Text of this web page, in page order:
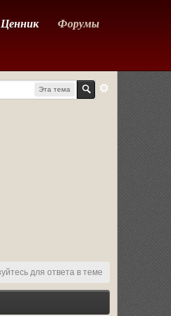
Ценник Форумы
Эта тема
для ответа в теме